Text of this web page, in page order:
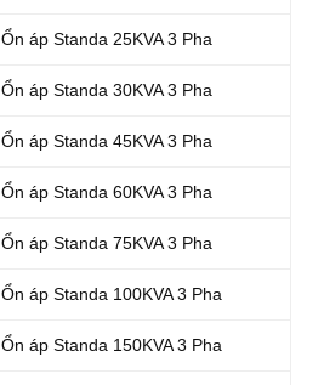
Ổn áp Standa 25KVA 3 Pha
Ổn áp Standa 30KVA 3 Pha
Ổn áp Standa 45KVA 3 Pha
Ổn áp Standa 60KVA 3 Pha
Ổn áp Standa 75KVA 3 Pha
Ổn áp Standa 100KVA 3 Pha
Ổn áp Standa 150KVA 3 Pha